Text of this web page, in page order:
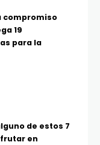
compromiso
19
para la
de estos 7
en